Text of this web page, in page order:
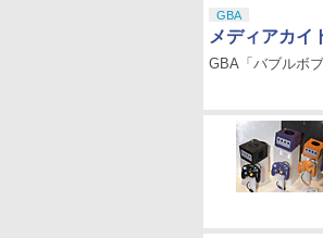
GBA
メディアカイ
GBA「バブルボ